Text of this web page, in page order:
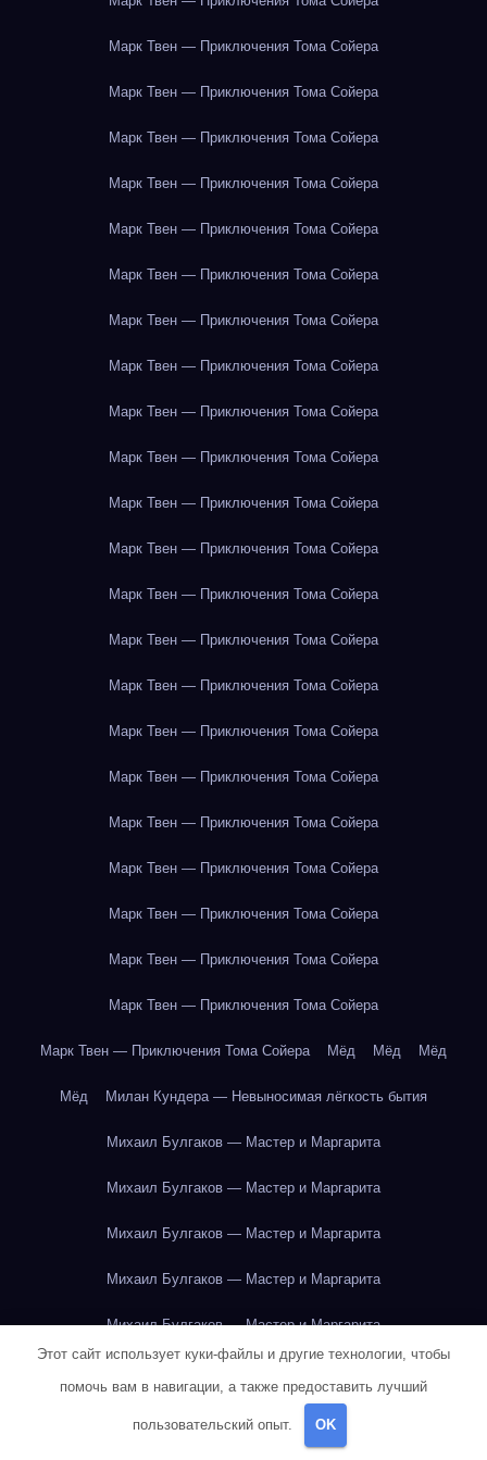
Марк Твен — Приключения Тома Сойера
Марк Твен — Приключения Тома Сойера
Марк Твен — Приключения Тома Сойера
Марк Твен — Приключения Тома Сойера
Марк Твен — Приключения Тома Сойера
Марк Твен — Приключения Тома Сойера
Марк Твен — Приключения Тома Сойера
Марк Твен — Приключения Тома Сойера
Марк Твен — Приключения Тома Сойера
Марк Твен — Приключения Тома Сойера
Марк Твен — Приключения Тома Сойера
Марк Твен — Приключения Тома Сойера
Марк Твен — Приключения Тома Сойера
Марк Твен — Приключения Тома Сойера
Марк Твен — Приключения Тома Сойера
Марк Твен — Приключения Тома Сойера
Марк Твен — Приключения Тома Сойера
Марк Твен — Приключения Тома Сойера
Марк Твен — Приключения Тома Сойера
Марк Твен — Приключения Тома Сойера
Марк Твен — Приключения Тома Сойера
Марк Твен — Приключения Тома Сойера
Марк Твен — Приключения Тома Сойера Мёд Мёд Мёд
Мёд Милан Кундера — Невыносимая лёгкость бытия
Михаил Булгаков — Мастер и Маргарита
Михаил Булгаков — Мастер и Маргарита
Михаил Булгаков — Мастер и Маргарита
Михаил Булгаков — Мастер и Маргарита
Михаил Булгаков — Мастер и Маргарита
Михаил Булгаков — Мастер и Маргарита
Этот сайт использует куки-файлы и другие технологии, чтобы
помочь вам в навигации, а также предоставить лучший
пользовательский опыт. OK